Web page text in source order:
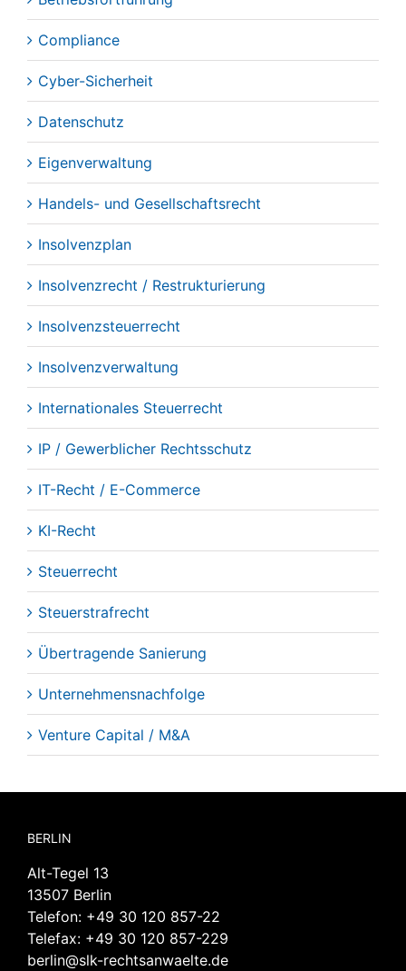
Compliance
Cyber-Sicherheit
Datenschutz
Eigenverwaltung
Handels- und Gesellschaftsrecht
Insolvenzplan
Insolvenzrecht / Restrukturierung
Insolvenzsteuerrecht
Insolvenzverwaltung
Internationales Steuerrecht
IP / Gewerblicher Rechtsschutz
IT-Recht / E-Commerce
KI-Recht
Steuerrecht
Steuerstrafrecht
Übertragende Sanierung
Unternehmensnachfolge
Venture Capital / M&A
BERLIN
Alt-Tegel 13
13507 Berlin
Telefon: +49 30 120 857-22
Telefax: +49 30 120 857-229
berlin@slk-rechtsanwaelte.de